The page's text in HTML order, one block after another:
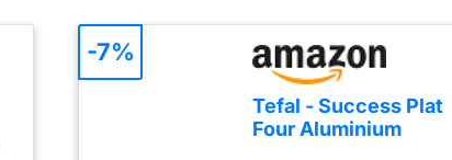
Tefal - Success Plat
Four Aluminium
-7%